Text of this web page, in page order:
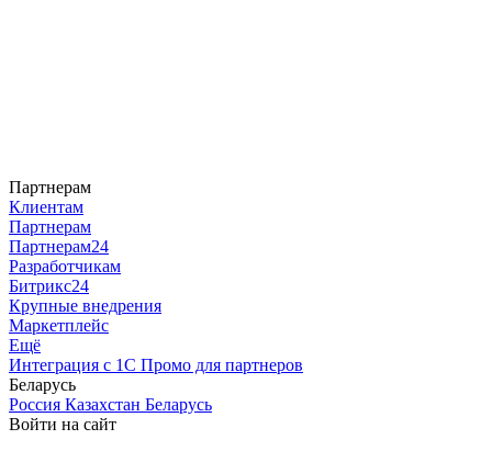
Партнерам
Клиентам
Партнерам
Партнерам24
Разработчикам
Битрикс24
Крупные внедрения
Маркетплейс
Ещё
Интеграция с 1С Промо для партнеров
Беларусь
Россия Казахстан Беларусь
Войти на сайт